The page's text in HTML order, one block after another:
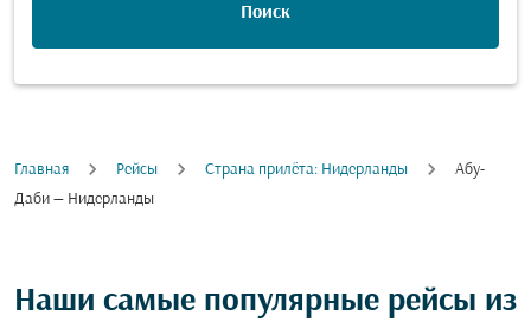
Поиск
Главная Рейсы Cтрана прилёта: Нидерланды
Абу-
Даби — Нидерланды
Наши самые популярные рейсы из